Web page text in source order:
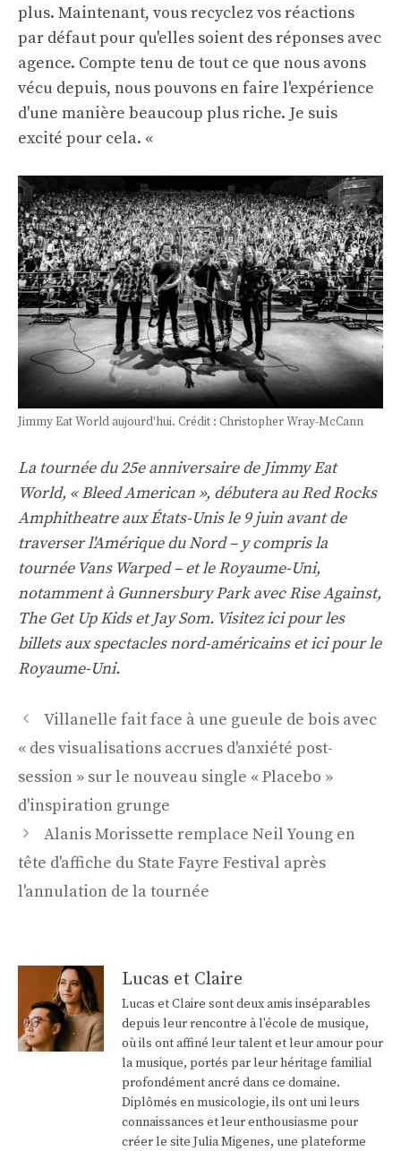
plus. Maintenant, vous recyclez vos réactions
par défaut pour qu'elles soient des réponses avec
agence. Compte tenu de tout ce que nous avons
vécu depuis, nous pouvons en faire l'expérience
d'une manière beaucoup plus riche. Je suis
excité pour cela. «
Jimmy Eat World aujourd'hui. Crédit : Christopher Wray-McCann
La tournée du 25e anniversaire de Jimmy Eat
World, « Bleed American », débutera au Red Rocks
Amphitheatre aux États-Unis le 9 juin avant de
traverser l'Amérique du Nord – y compris la
tournée Vans Warped – et le Royaume-Uni,
notamment à Gunnersbury Park avec Rise Against,
The Get Up Kids et Jay Som. Visitez ici pour les
billetsaux spectacles nord-américains etici pour le
Royaume-Uni.
Navigation
des
articles
Villanelle fait face à une gueule de bois avec
« des visualisations accrues d'anxiété post-
session » sur le nouveau single « Placebo »
d'inspiration grunge
Alanis Morissette remplace Neil Young en
tête d'affiche du State Fayre Festival après
l'annulation de la tournée
Lucas et Claire
Lucas et Claire sont deux amis inséparables
depuis leur rencontre à l'école de musique,
où ils ont affiné leur talent et leur amour pour
la musique, portés par leur héritage familial
profondément ancré dans ce domaine.
Diplômés en musicologie, ils ont uni leurs
connaissances et leur enthousiasme pour
créer le site Julia Migenes, une plateforme